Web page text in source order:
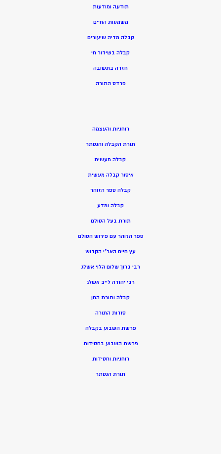
תודעה ומודעות
משמעות החיים
קבלה מדיה שיעורים
קבלה בשידור חי
חזרה בתשובה
פרדס התורה
רוחניות והעצמה
תורת הקבלה והנסתר
קבלה מעשית
איסור קבלה מעשית
קבלה ספר הזוהר
קבלה ומדע
תורת בעל הסולם
ספר הזוהר עם פירוש הסולם
עץ חיים האר”י הקדוש
רבי ברוך שלום הלוי אשלג
רבי יהודה לייב אשלג
קבלה ותורת החן
סודות התורה
פרשת השבוע בקבלה
פרשת השבוע בחסידות
רוחניות וחסידות
תורת הנסתר